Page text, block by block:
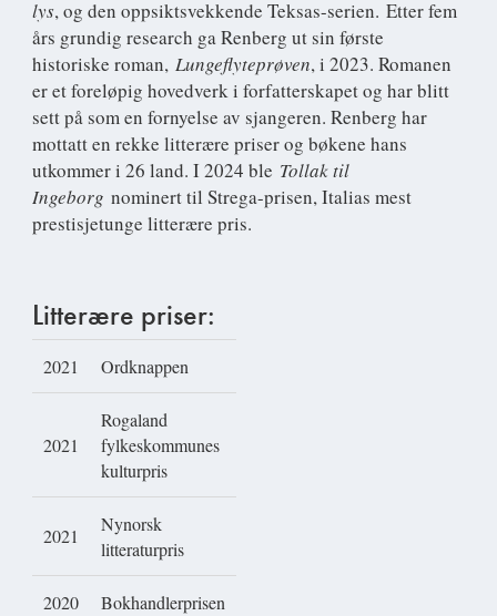
lys, og den oppsiktsvekkende Teksas-serien. Etter fem
års grundig research ga Renberg ut sin første
historiske roman, Lungeflyteprøven, i 2023. Romanen
er et foreløpig hovedverk i forfatterskapet og har blitt
sett på som en fornyelse av sjangeren. Renberg har
mottatt en rekke litterære priser og bøkene hans
utkommer i 26 land. I 2024 ble Tollak til
Ingeborg nominert til Strega-prisen, Italias mest
prestisjetunge litterære pris.
Litterære priser:
2021 Ordknappen
2021
Rogaland
fylkeskommunes
kulturpris
2021
Nynorsk
litteraturpris
2020 Bokhandlerprisen